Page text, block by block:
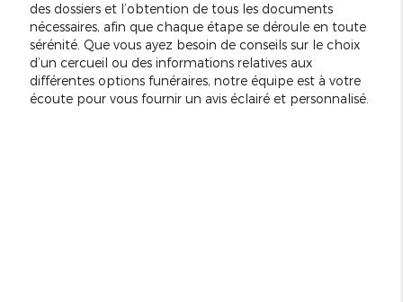
des dossiers et l’obtention de tous les documents
nécessaires, afin que chaque étape se déroule en toute
sérénité. Que vous ayez besoin de conseils sur le choix
d’un cercueil ou des informations relatives aux
différentes options funéraires, notre équipe est à votre
écoute pour vous fournir un avis éclairé et personnalisé.